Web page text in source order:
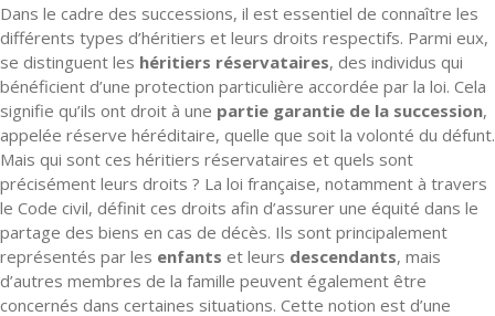
Dans le cadre des successions, il est essentiel de connaître les
différents types d’héritiers et leurs droits respectifs. Parmi eux,
se distinguent les héritiers réservataires, des individus qui
bénéficient d’une protection particulière accordée par la loi. Cela
signifie qu’ils ont droit à une partie garantie de la succession,
appelée réserve héréditaire, quelle que soit la volonté du défunt.
Mais qui sont ces héritiers réservataires et quels sont
précisément leurs droits ? La loi française, notamment à travers
le Code civil, définit ces droits afin d’assurer une équité dans le
partage des biens en cas de décès. Ils sont principalement
représentés par les enfants et leurs descendants, mais
d’autres membres de la famille peuvent également être
concernés dans certaines situations. Cette notion est d’une